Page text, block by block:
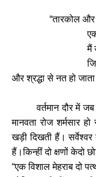
“तारकोल
मैं
और श्रद्धा से नत हो
वर्तमान दौर में जब
मानवता रोज शर्मसार
खड़ी दिखती हैं।
हैं।किन्हीं दो क्षणों केदो
“एक विशाल मेहराब दो